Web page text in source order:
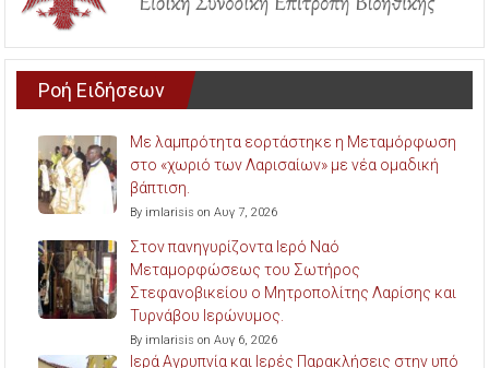
Ροή Ειδήσεων
Με λαμπρότητα εορτάστηκε η Μεταμόρφωση
στο «χωριό των Λαρισαίων» με νέα ομαδική
βάπτιση.
By imlarisis on Αυγ 7, 2026
Στον πανηγυρίζοντα Ιερό Ναό
Μεταμορφώσεως του Σωτήρος
Στεφανοβικείου ο Μητροπολίτης Λαρίσης και
Τυρνάβου Ιερώνυμος.
By imlarisis on Αυγ 6, 2026
Ιερά Αγρυπνία και Ιερές Παρακλήσεις στην υπό